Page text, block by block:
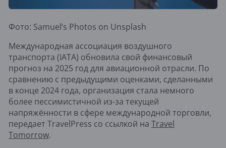
Фото: Samuel’s Photos on Unsplash
Международная ассоциация воздушного
транспорта (IATA) обновила свой финансовый
прогноз на 2025 год для авиационной отрасли. По
сравнению с предыдущими оценками, сделанными
в конце 2024 года, организация стала немного
более пессимистичной из-за текущей
напряжённости в сфере международной торговли,
передает TravelPress со ссылкой на Travel
Tomorrow.